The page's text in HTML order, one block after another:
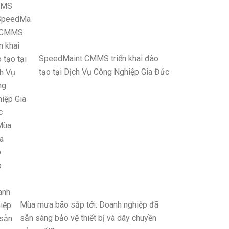
SpeedMaint CMMS triển khai đào
tạo tại Dịch Vụ Công Nghiệp Gia Đức
Mùa mưa bão sắp tới: Doanh nghiệp đã
sẵn sàng bảo vệ thiết bị và dây chuyền